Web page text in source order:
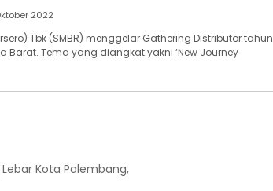
2022
Tbk (SMBR) menggelar Gathering Distributor tahun
Barat. Tema yang diangkat yakni ‘New Journey
Kota Palembang,